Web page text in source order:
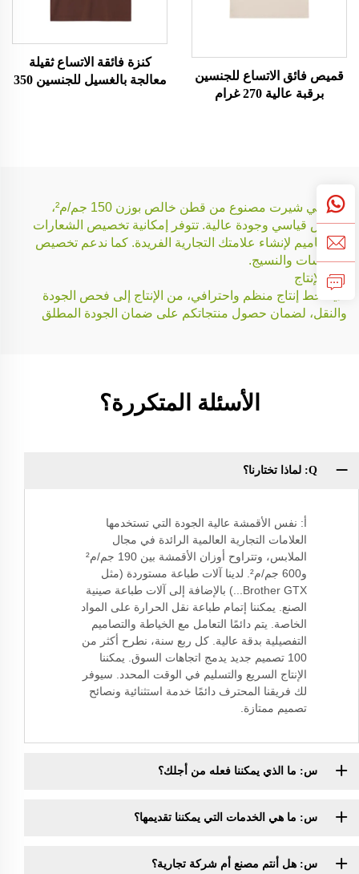
قميص فائق الاتساع للجنسين
برقبة عالية 270 غرام
كنزة فائقة الاتساع ثقيلة
معالجة بالغسيل للجنسين 350
هذا التي شيرت مصنوع من قطن خالص بوزن 150 جم/م²،
بمقاس قياسي وجودة عالية. تتوفر إمكانية تخصيص الشعارات
والتصاميم لإنشاء علامتك التجارية الفريدة. كما ندعم تخصيص
المقاسات والنسيج.
خط الإنتاج
لدينا خط إنتاج منظم واحترافي، من الإنتاج إلى فحص الجودة
والنقل، لضمان حصول منتجاتكم على ضمان الجودة المطلق
الأسئلة المتكررة؟
Q: لماذا تختارنا؟
أ: نفس الأقمشة عالية الجودة التي تستخدمها
العلامات التجارية العالمية الرائدة في مجال
الملابس، وتتراوح أوزان الأقمشة بين 190 جم/م²
و600 جم/م². لدينا آلات طباعة مستوردة (مثل
Brother GTX...) بالإضافة إلى آلات طباعة صينية
الصنع. يمكننا إتمام طباعة نقل الحرارة على المواد
الخاصة. يتم دائمًا التعامل مع الخياطة والتصاميم
التفصيلية بدقة عالية. كل ربع سنة، نطرح أكثر من
100 تصميم جديد يدمج اتجاهات السوق. يمكننا
الإنتاج السريع والتسليم في الوقت المحدد. سيوفر
لك فريقنا المحترف دائمًا خدمة استثنائية ونصائح
تصميم ممتازة.
س: ما الذي يمكننا فعله من أجلك؟
س: ما هي الخدمات التي يمكننا تقديمها؟
س: هل أنتم مصنع أم شركة تجارية؟